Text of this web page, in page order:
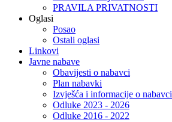
PRAVILA PRIVATNOSTI
Oglasi
Posao
Ostali oglasi
Linkovi
Javne nabave
Obavijesti o nabavci
Plan nabavki
Izvješća i informacije o nabavci
Odluke 2023 - 2026
Odluke 2016 - 2022